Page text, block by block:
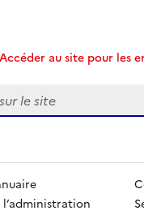
Accéder au site pour les
l’administration